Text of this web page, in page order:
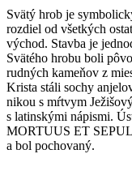
Svätý hrob je
rozdiel od všetkých
východ. Stavba je
Svätého hrobu boli
rudných kameňov z
Krista stáli sochy
nikou s mŕtvym
s latinskými nápismi.
MORTUUS ET
a bol pochovaný.